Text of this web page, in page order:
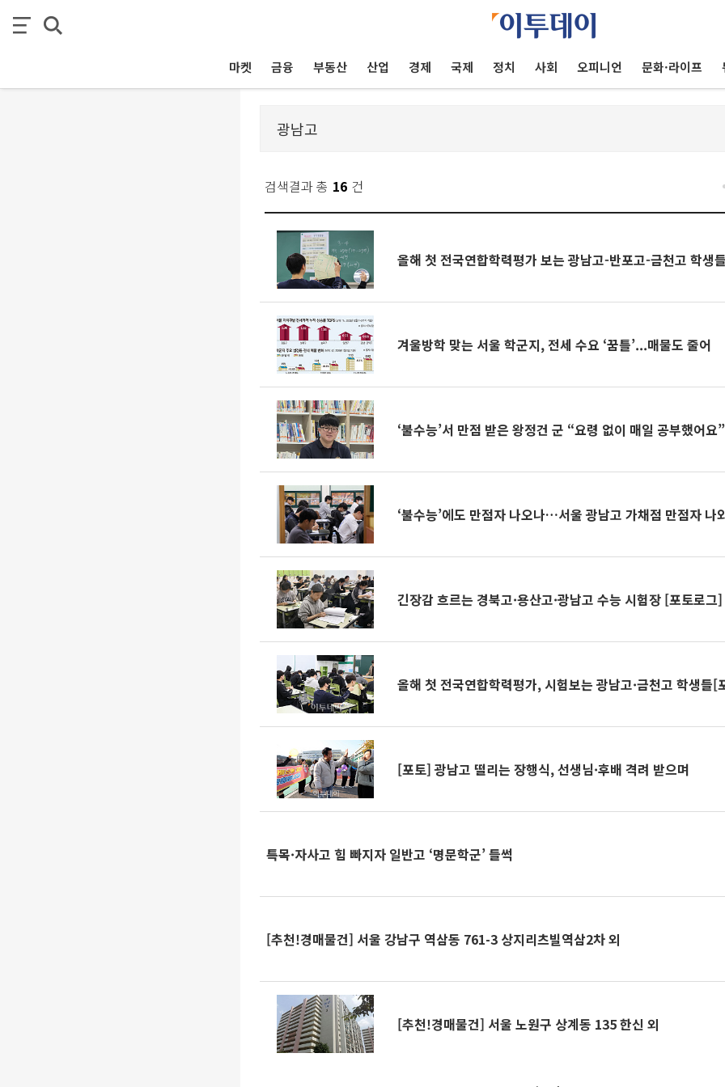
마켓 금융 부동산 산업 경제 국제 정치 사회 오피니언 문화·라이프
검색결과 총 16 건
올해 첫 전국연합학력평가 보는 광남고-반포고-금천고 학생
겨울방학 맞는 서울 학군지, 전세 수요 ‘꿈틀’...매물도 줄어
‘불수능’서 만점 받은 왕정건 군 “요령 없이 매일 공부했어요”
‘불수능’에도 만점자 나오나…서울 광남고 가채점 만점자 나
긴장감 흐르는 경북고·용산고·광남고 수능 시험장 [포토로그]
올해 첫 전국연합학력평가, 시험보는 광남고·금천고 학생들[
[포토] 광남고 떨리는 장행식, 선생님·후배 격려 받으며
특목·자사고 힘 빠지자 일반고 ‘명문학군’ 들썩
[추천!경매물건] 서울 강남구 역삼동 761-3 상지리츠빌역삼2차 외
[추천!경매물건] 서울 노원구 상계동 135 한신 외